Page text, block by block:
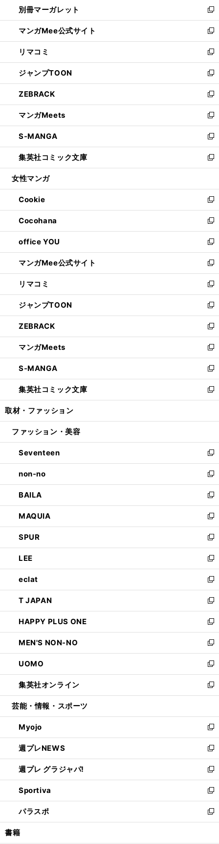
く
で
開
く
ィ
ン
ド
ウ
で
開
く
い
ウ
ィ
ン
ド
ウ
で
開
く
別冊マーガレット
新
し
い
ウ
ィ
ン
ド
ウ
で
開
く
マンガMee公式サイト
新
し
い
ウ
ィ
ン
ド
ウ
で
開
く
リマコミ
新
し
い
ウ
ィ
ン
ド
ウ
で
開
く
ジャンプTOON
新
し
い
ウ
ィ
ン
ド
ウ
で
開
ZEBRACK
新
し
い
ウ
ィ
ン
ド
ウ
開
く
マンガMeets
新
し
い
ウ
ィ
ン
ウ
で
開
く
S-MANGA
新
し
い
ウ
ン
ド
ウ
で
開
く
集英社コミック文庫
新
し
ウ
ィ
ン
ド
ウ
で
開
く
女性マンガ
Cookie
新
し
い
ウ
ィ
ン
ド
ウ
で
開
く
Cocohana
新
し
い
ウ
ィ
ン
ド
ウ
で
開
く
office YOU
新
し
い
ウ
ィ
ン
ド
ウ
で
開
く
マンガMee公式サイト
新
し
い
ウ
ィ
ン
ド
ウ
で
開
く
リマコミ
新
し
い
ウ
ィ
ン
ド
ウ
で
開
く
ジャンプTOON
新
し
い
ウ
ィ
ン
ド
ウ
で
開
ZEBRACK
新
し
い
ウ
ィ
ン
ド
ウ
開
マンガMeets
新
し
い
ウ
ィ
ン
ウ
開
く
S-MANGA
新
し
い
ウ
ン
ウ
で
開
く
集英社コミック文庫
新
し
ウ
ン
ド
ウ
で
開
く
取材・ファッション
ファッション・美容
Seventeen
新
し
い
ウ
ィ
ン
ド
ウ
で
開
く
non-no
新
し
い
ウ
ィ
ン
ド
ウ
で
開
く
BAILA
新
し
い
ウ
ィ
ン
ド
ウ
で
開
く
MAQUIA
新
し
い
ウ
ィ
ン
ド
ウ
で
開
く
SPUR
新
し
い
ウ
ィ
ン
ド
ウ
で
開
く
LEE
新
し
い
ウ
ィ
ン
ド
ウ
で
開
く
eclat
新
し
い
ウ
ィ
ン
ド
ウ
で
開
く
T JAPAN
新
し
い
ウ
ィ
ン
ド
ウ
で
開
HAPPY PLUS ONE
新
し
い
ウ
ィ
ン
ド
ウ
開
く
MEN'S NON-NO
新
し
い
ウ
ィ
ン
ウ
で
開
く
UOMO
新
し
い
ウ
ン
ド
ウ
で
開
く
集英社オンライン
新
し
ウ
ィ
ン
ド
ウ
で
開
く
芸能・情報・スポーツ
Myojo
新
し
い
ウ
ィ
ン
ド
ウ
で
開
週プレNEWS
新
し
い
ウ
ィ
ン
ド
ウ
週プレ グラジャパ!
新
し
い
ウ
ィ
ン
Sportiva
新
し
い
ウ
パラスポ
新
し
書籍